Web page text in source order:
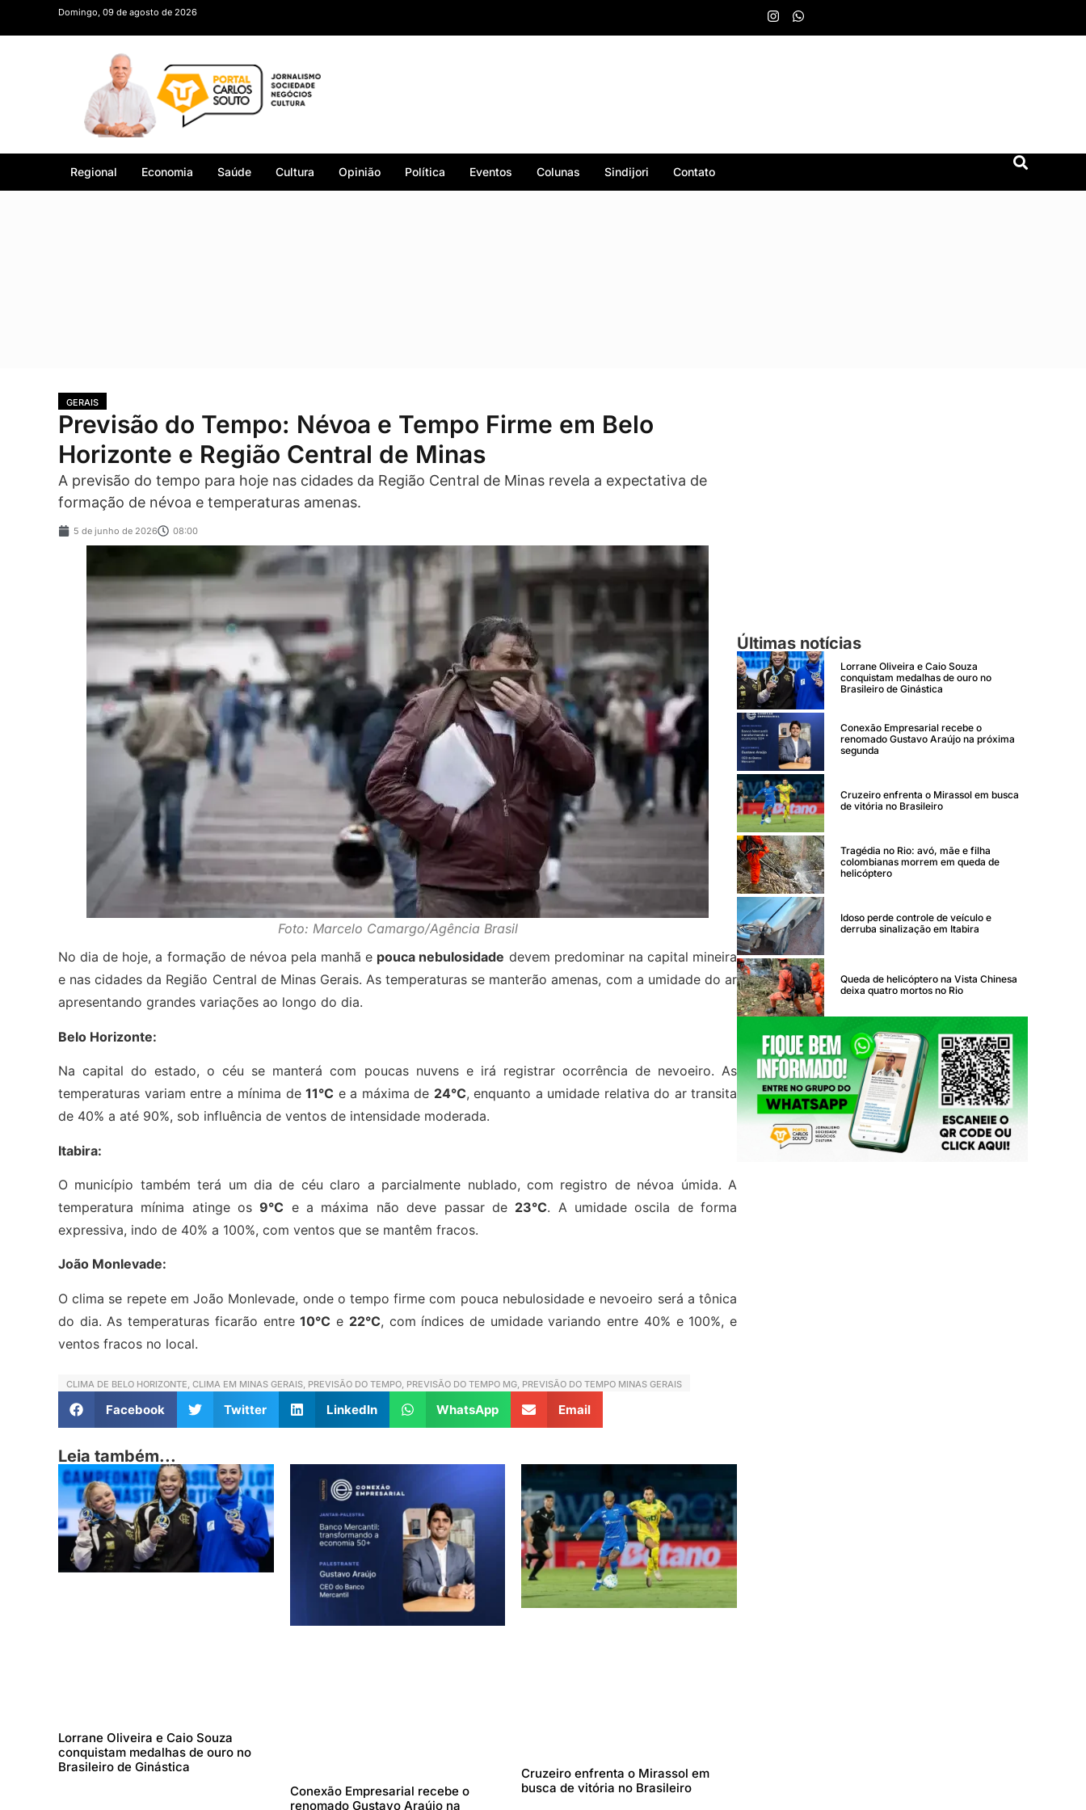
Domingo, 09 de agosto de 2026
Regional Economia Saúde Cultura Opinião Política Eventos Colunas Sindijori Contato
GERAIS
Previsão do Tempo: Névoa e Tempo Firme em Belo
Horizonte e Região Central de Minas
A previsão do tempo para hoje nas cidades da Região Central de Minas revela a expectativa de
formação de névoa e temperaturas amenas.
5 de junho de 2026 08:00
Foto: Marcelo Camargo/Agência Brasil
No dia de hoje, a formação de névoa pela manhã e pouca nebulosidade devem predominar na capital mineira
e nas cidades da Região Central de Minas Gerais. As temperaturas se manterão amenas, com a umidade do ar
apresentando grandes variações ao longo do dia.
Belo Horizonte:
Na capital do estado, o céu se manterá com poucas nuvens e irá registrar ocorrência de nevoeiro. As
temperaturas variam entre a mínima de 11°C e a máxima de 24°C, enquanto a umidade relativa do ar transita
de 40% a até 90%, sob influência de ventos de intensidade moderada.
Itabira:
O município também terá um dia de céu claro a parcialmente nublado, com registro de névoa úmida. A
temperatura mínima atinge os9°C e a máxima não deve passar de 23°C. A umidade oscila de forma
expressiva, indo de 40% a 100%, com ventos que se mantêm fracos.
João Monlevade:
O clima se repete em João Monlevade, onde o tempo firme com pouca nebulosidade e nevoeiro será a tônica
do dia. As temperaturas ficarão entre10°C e 22°C, com índices de umidade variando entre 40% e 100%, e
ventos fracos no local.
CLIMA DE BELO HORIZONTE, CLIMA EM MINAS GERAIS, PREVISÃO DO TEMPO, PREVISÃO DO TEMPO MG, PREVISÃO DO TEMPO MINAS GERAIS
Facebook Twitter LinkedIn WhatsApp Email
Leia também...
Lorrane Oliveira e Caio Souza
conquistam medalhas de ouro no
Brasileiro de Ginástica
Conexão Empresarial recebe o
renomado Gustavo Araújo na
Cruzeiro enfrenta o Mirassol em
busca de vitória no Brasileiro
Últimas notícias
Lorrane Oliveira e Caio Souza
conquistam medalhas de ouro no
Brasileiro de Ginástica
Conexão Empresarial recebe o
renomado Gustavo Araújo na próxima
segunda
Cruzeiro enfrenta o Mirassol em busca
de vitória no Brasileiro
Tragédia no Rio: avó, mãe e filha
colombianas morrem em queda de
helicóptero
Idoso perde controle de veículo e
derruba sinalização em Itabira
Queda de helicóptero na Vista Chinesa
deixa quatro mortos no Rio